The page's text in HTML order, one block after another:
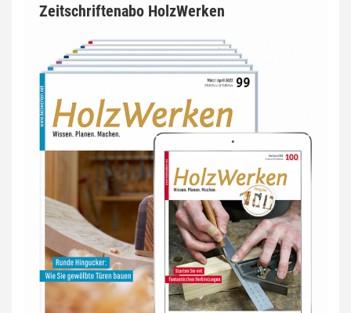
Zeitschriftenabo HolzWerken